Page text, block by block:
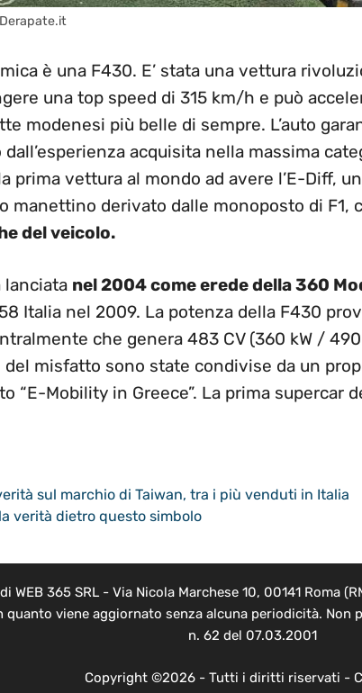
è una F430. E’ stata una vettura
una top speed di 315 km/h e può
modenesi più belle di sempre. L’auto
acquisita nella massima
prima vettura al mondo ad avere l’E-Diff, un
derivato dalle monoposto di F1,
del veicolo.
lanciata nel 2004 come erede della 360
Italia nel 2009. La potenza della F430
che genera 483 CV (360 kW / 490
misfatto sono state condivise da un
“E-Mobility in Greece”. La prima supercar
sul marchio di Taiwan, tra i più venduti in Italia
verità dietro questo simbolo
WEB 365 SRL - Via Nicola Marchese 10, 00141 Roma
viene aggiornato senza alcuna periodicità.
n. 62 del 07.03.2001
Copyright ©2026 - Tutti i diritti riservati -